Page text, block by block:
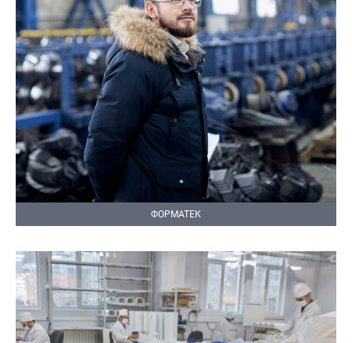
ФОРМАТЕК